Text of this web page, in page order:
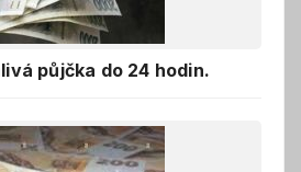
půjčka do 24 hodin.